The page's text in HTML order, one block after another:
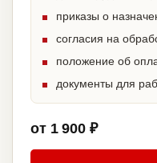
приказы о
согласия на
положение об
документы для
от 1 900 ₽